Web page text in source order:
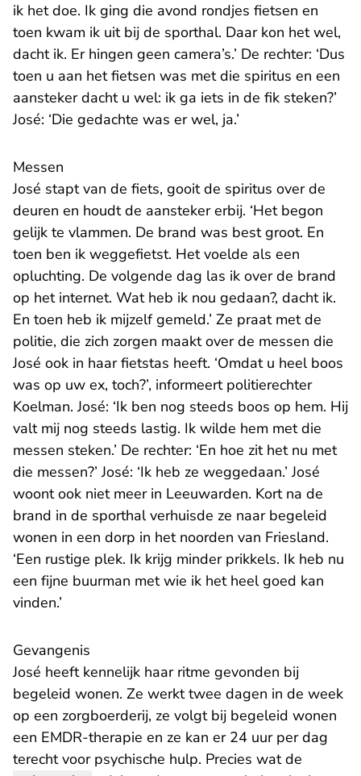
ik het doe. Ik ging die avond rondjes fietsen en
toen kwam ik uit bij de sporthal. Daar kon het wel,
dacht ik. Er hingen geen camera’s.’ De rechter: ‘Dus
toen u aan het fietsen was met die spiritus en een
aansteker dacht u wel: ik ga iets in de fik steken?’
José: ‘Die gedachte was er wel, ja.’
Messen
José stapt van de fiets, gooit de spiritus over de
deuren en houdt de aansteker erbij. ‘Het begon
gelijk te vlammen. De brand was best groot. En
toen ben ik weggefietst. Het voelde als een
opluchting. De volgende dag las ik over de brand
op het internet. Wat heb ik nou gedaan?, dacht ik.
En toen heb ik mijzelf gemeld.’ Ze praat met de
politie, die zich zorgen maakt over de messen die
José ook in haar fietstas heeft. ‘Omdat u heel boos
was op uw ex, toch?’, informeert politierechter
Koelman. José: ‘Ik ben nog steeds boos op hem. Hij
valt mij nog steeds lastig. Ik wilde hem met die
messen steken.’ De rechter: ‘En hoe zit het nu met
die messen?’ José: ‘Ik heb ze weggedaan.’ José
woont ook niet meer in Leeuwarden. Kort na de
brand in de sporthal verhuisde ze naar begeleid
wonen in een dorp in het noorden van Friesland.
‘Een rustige plek. Ik krijg minder prikkels. Ik heb nu
een fijne buurman met wie ik het heel goed kan
vinden.’
Gevangenis
José heeft kennelijk haar ritme gevonden bij
begeleid wonen. Ze werkt twee dagen in de week
op een zorgboerderij, ze volgt bij begeleid wonen
een EMDR-therapie en ze kan er 24 uur per dag
terecht voor psychische hulp. Precies wat de